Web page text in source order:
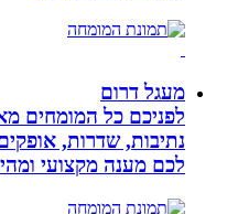
מעגל דרום
לפניכם כל המומחים
נתיבות, שדרות, אופקים
לכם מענה מקצועי ומהימן